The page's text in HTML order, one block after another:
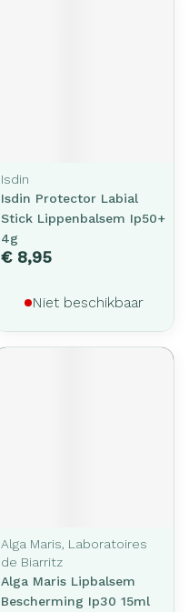
Isdin
Isdin Protector Labial
Stick Lippenbalsem Ip50+
4g
€ 8,95
Niet beschikbaar
Alga Maris, Laboratoires
de Biarritz
Alga Maris Lipbalsem
Bescherming Ip30 15ml